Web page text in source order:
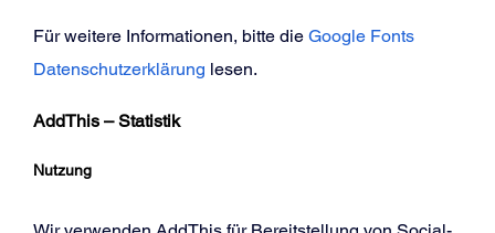
Für weitere Informationen, bitte die Google Fonts
Datenschutzerklärung lesen.
AddThis – Statistik
Nutzung